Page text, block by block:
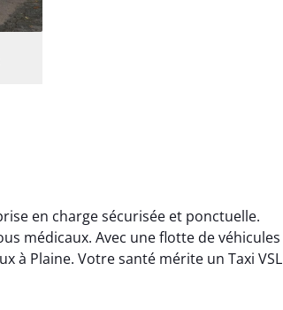
en charge sécurisée et ponctuelle.
médicaux. Avec une flotte de véhicules
à Plaine. Votre santé mérite un Taxi VSL